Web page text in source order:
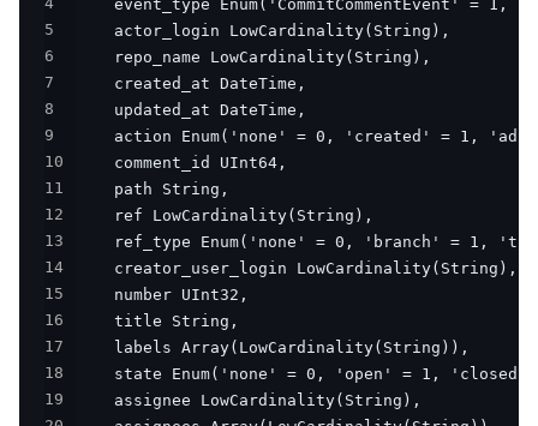
4
5
6
7
8
9
10
11
12
13
14
15
16
17
18
19